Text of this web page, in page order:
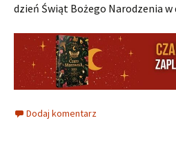
dzień Świąt Bożego Narodzenia w
Dodaj komentarz